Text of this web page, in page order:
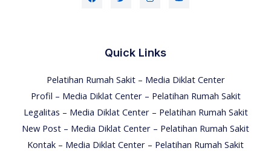
Quick Links
Pelatihan Rumah Sakit – Media Diklat Center
Profil – Media Diklat Center – Pelatihan Rumah Sakit
Legalitas – Media Diklat Center – Pelatihan Rumah Sakit
New Post – Media Diklat Center – Pelatihan Rumah Sakit
Kontak – Media Diklat Center – Pelatihan Rumah Sakit